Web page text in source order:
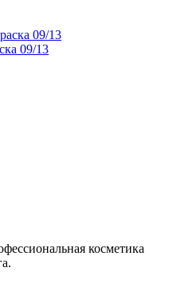
09/13
косметика